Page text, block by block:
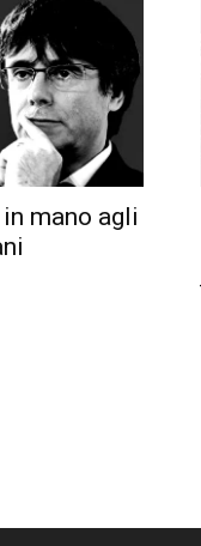
mano agli